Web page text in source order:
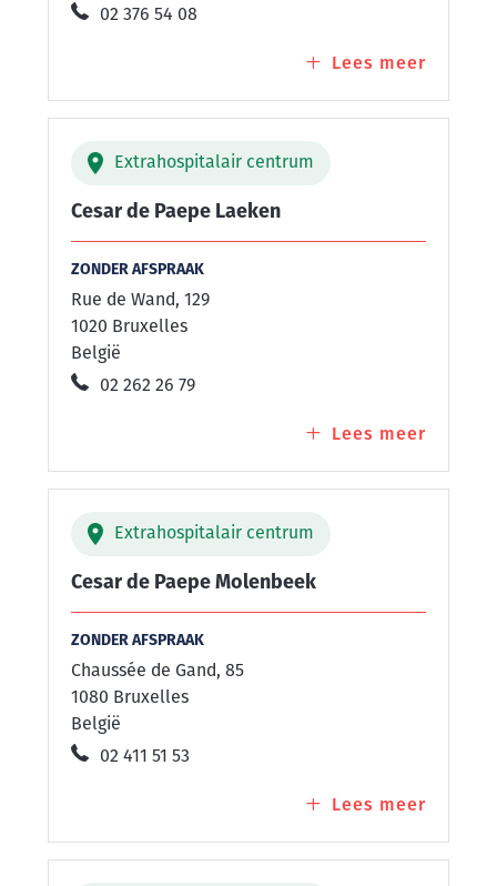
02 376 54 08
Lees meer
Vander
Extrahospitalair centrum
Cesar de Paepe Laeken
ZONDER AFSPRAAK
Rue de Wand, 129
1020 Bruxelles
België
02 262 26 79
Lees meer
de
Extrahospitalair centrum
Cesar de Paepe Molenbeek
ZONDER AFSPRAAK
Chaussée de Gand, 85
1080 Bruxelles
België
02 411 51 53
Lees meer
de